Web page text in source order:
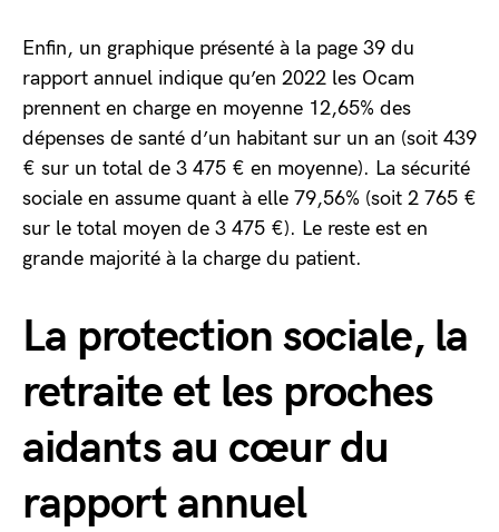
Enfin, un graphique présenté à la page 39 du
rapport annuel indique qu’en 2022 les Ocam
prennent en charge en moyenne 12,65% des
dépenses de santé d’un habitant sur un an (soit 439
€ sur un total de 3 475 € en moyenne). La sécurité
sociale en assume quant à elle 79,56% (soit 2 765 €
sur le total moyen de 3 475 €). Le reste est en
grande majorité à la charge du patient.
La protection sociale, la
retraite et les proches
aidants au cœur du
rapport annuel